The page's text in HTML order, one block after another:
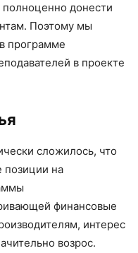
донести
Поэтому мы
программе
в проекте
сложилось, что
позиции на
финансовые
интерес
возрос.